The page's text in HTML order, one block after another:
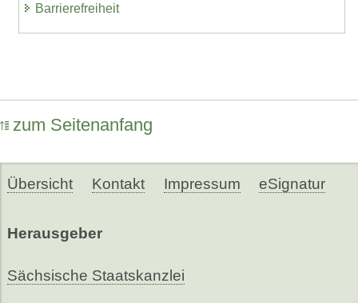
Barrierefreiheit
zum Seitenanfang
Übersicht Kontakt Impressum eSignatur
Herausgeber
Sächsische Staatskanzlei